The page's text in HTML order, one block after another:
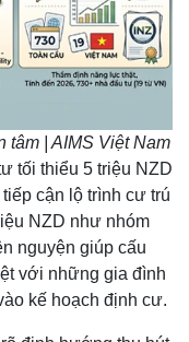
tâm | AIMS Việt Nam
tối thiểu 5 triệu NZD
cận lộ trình cư trú
NZD như nhóm
nguyện giúp cấu
với những gia đình
kế hoạch định cư.